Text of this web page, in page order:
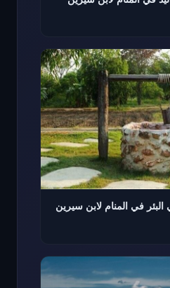
في المنام لابن سيرين